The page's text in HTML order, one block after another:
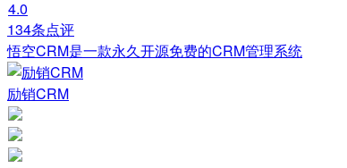
4.0
134条点评
悟空CRM是一款永久开源免费的CRM管理系统
励销CRM